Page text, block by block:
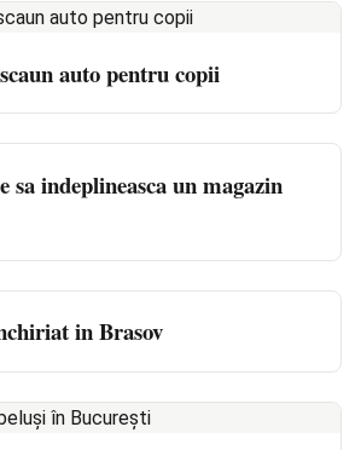
auto pentru copii
indeplineasca un magazin
in Brasov